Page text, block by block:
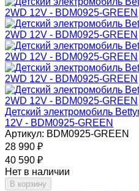
Детский электромобиль
12V - BDM0925-GREEN
Артикул: BDM0925-GREEN
28 990 ₽
40 590 ₽
Нет в наличии
В корзину